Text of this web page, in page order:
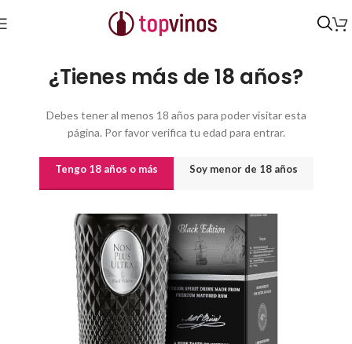
¿Tienes más de 18 años?
Debes tener al menos 18 años para poder visitar esta
página. Por favor verifica tu edad para entrar.
Tengo 18 años o más Soy menor de 18 años
Inicio Destilados y licores